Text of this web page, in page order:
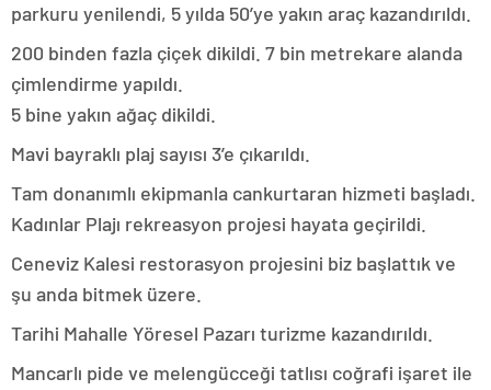
parkuru yenilendi, 5 yılda 50’ye yakın araç kazandırıldı.
200 binden fazla çiçek dikildi. 7 bin metrekare alanda
çimlendirme yapıldı.
5 bine yakın ağaç dikildi.
Mavi bayraklı plaj sayısı 3’e çıkarıldı.
Tam donanımlı ekipmanla cankurtaran hizmeti başladı.
Kadınlar Plajı rekreasyon projesi hayata geçirildi.
Ceneviz Kalesi restorasyon projesini biz başlattık ve
şu anda bitmek üzere.
Tarihi Mahalle Yöresel Pazarı turizme kazandırıldı.
Mancarlı pide ve melengücceği tatlısı coğrafi işaret ile